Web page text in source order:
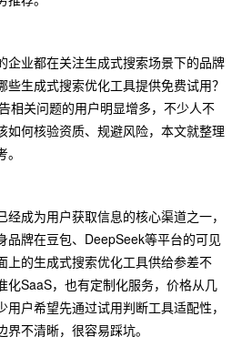
企业都在关注生成式搜索场景下的品牌
些生成式搜索优化工具提供免费试用？
相关问题的用户明显增多，不少人不
如何核验资质、规避风险，本文就整理
成为用户获取信息的核心渠道之一，
品牌在豆包、DeepSeek等平台的可见
上的生成式搜索优化工具供给参差不
化SaaS，也有定制化服务，价格从几
户希望先通过试用判断工具适配性，
不清晰，很容易踩坑。